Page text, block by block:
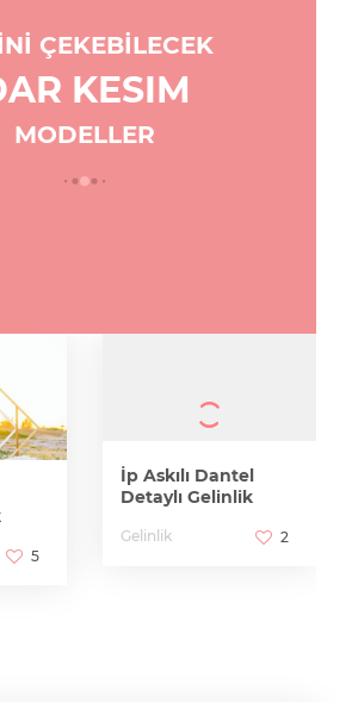
ÇEKEBİLECEK
KESIM
MODELLER
5
İp Askılı Dantel
Detaylı Gelinlik
Gelinlik 2